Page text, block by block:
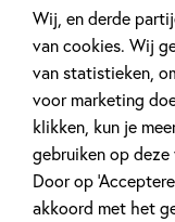
Wij, en derde
van cookies. Wij
van statistieken,
voor marketing
klikken, kun je
gebruiken op deze
Door op
akkoord met het
Andere
geheim van'